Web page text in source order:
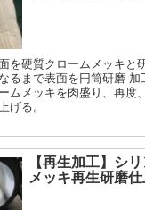
を硬質クロームメッキと
るまで表面を円筒研磨 加
ムメッキを肉盛り、再度
げる。
【再生加工】シ
メッキ再生研磨